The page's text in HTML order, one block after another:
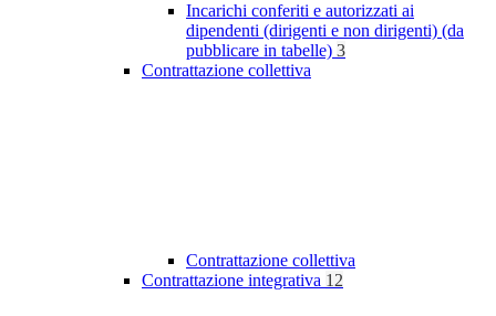
Incarichi conferiti e autorizzati ai
dipendenti (dirigenti e non dirigenti) (da
pubblicare in tabelle) 3
Contrattazione collettiva
Contrattazione collettiva
Contrattazione integrativa 12